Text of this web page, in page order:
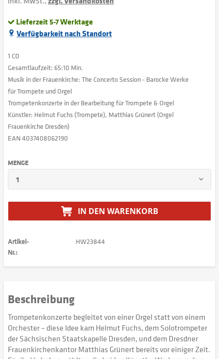
Lieferzeit 5-7 Werktage
Verfügbarkeit nach Standort
1 CD
Gesamtlaufzeit: 65:10 Min.
Musik in der Frauenkirche: The Concerto Session - Barocke Werke
für Trompete und Orgel
Trompetenkonzerte in der Bearbeitung für Trompete & Orgel
Künstler: Helmut Fuchs (Trompete), Matthias Grünert (Orgel
Frauenkirche Dresden)
EAN 4037408062190
MENGE
IN DEN WARENKORB
Artikel-
Nr.:
HW23844
Beschreibung
Trompetenkonzerte begleitet von einer Orgel statt von einem
Orchester – diese Idee kam Helmut Fuchs, dem Solotrompeter
der Sächsischen Staatskapelle Dresden, und dem Dresdner
Frauenkirchenkantor Matthias Grünert bereits vor einiger Zeit.